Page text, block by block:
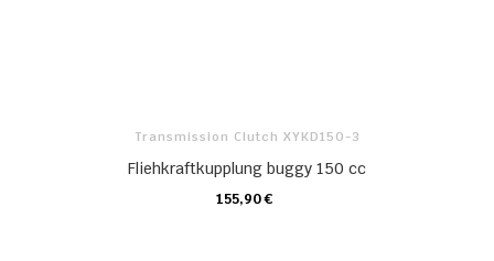
Transmission Clutch XYKD150-3
Fliehkraftkupplung buggy 150 cc
155,90 €
KARTE